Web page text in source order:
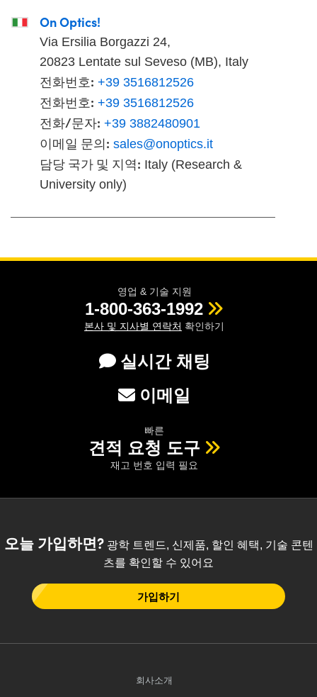
On Optics!
Via Ersilia Borgazzi 24,
20823 Lentate sul Seveso (MB), Italy
전화번호: +39 3516812526
전화번호: +39 3516812526
전화/문자: +39 3882480901
이메일 문의: sales@onoptics.it
담당 국가 및 지역: Italy (Research &
University only)
영업 & 기술 지원
1-800-363-1992
본사 및 지사별 연락처 확인하기
실시간 채팅
이메일
빠른
견적 요청 도구
재고 번호 입력 필요
오늘 가입하면?광학 트렌드, 신제품, 할인 혜택, 기술 콘텐
츠를 확인할 수 있어요
가입하기
회사소개